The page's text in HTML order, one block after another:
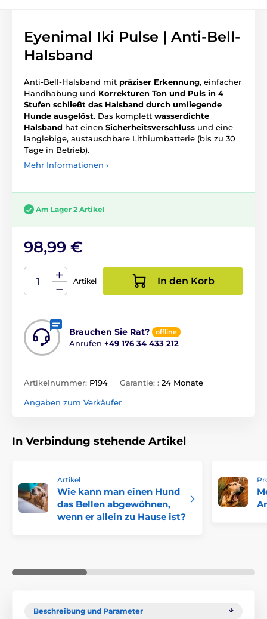
Eyenimal Iki Pulse | Anti-Bell-
Halsband
Anti-Bell-Halsband mit präziser Erkennung, einfacher
Handhabung und Korrekturen Ton und Puls in 4
Stufen schließt das Halsband durch umliegende
Hunde ausgelöst. Das komplett wasserdichte
Halsband hat einen Sicherheitsverschluss und eine
langlebige, austauschbare Lithiumbatterie (bis zu 30
Tage in Betrieb).
Mehr Informationen ›
Am Lager 2 Artikel
98,99 €
Artikel In den Korb
Brauchen Sie Rat? offline
Anrufen +49 176 34 433 212
Artikelnummer: P194 Garantie: : 24 Monate
Angaben zum Verkäufer
In Verbindung stehende Artikel
Artikel
Wie kann man einen Hund
das Bellen abgewöhnen,
wenn er allein zu Hause ist?
Beschreibung und Parameter